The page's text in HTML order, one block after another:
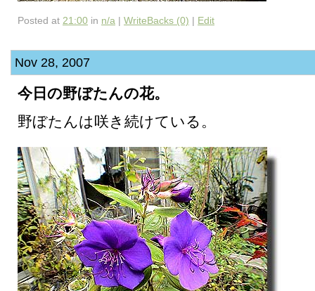
Posted at 21:00 in n/a | WriteBacks (0) | Edit
Nov 28, 2007
今日の野ぼたんの花。
野ぼたんは咲き続けている。